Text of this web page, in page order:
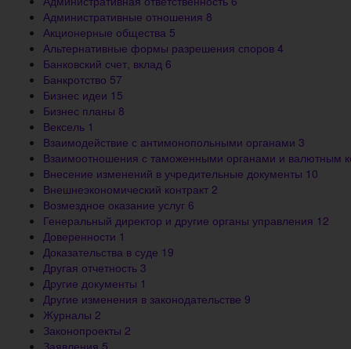
Административные отношения 8
Акционерные общества 5
Альтернативные формы разрешения споров 4
Банковский счет, вклад 6
Банкротство 57
Бизнес идеи 15
Бизнес планы 8
Вексель 1
Взаимодействие с антимонопольными органами 3
Взаимоотношения с таможенными органами и валютным
Внесение изменений в учредительные документы 10
Внешнеэкономический контракт 2
Возмездное оказание услуг 6
Генеральный директор и другие органы управления 12
Доверенности 1
Доказательства в суде 19
Другая отчетность 3
Другие документы 1
Другие изменения в законодательстве 9
Журналы 2
Законопроекты 2
Заявления 5